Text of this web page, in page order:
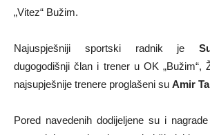
„Vitez“ Bužim.
Najuspješniji sportski radnik je
dugogodišnji član i trener u OK „Bužim“,
najsupješnije trenere proglašeni su Amir
Pored navedenih dodijeljene su i